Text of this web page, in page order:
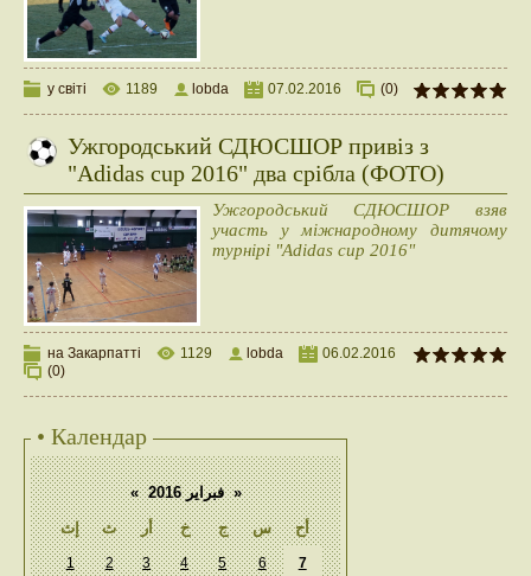
у світі 1189 lobda 07.02.2016 (0)
Ужгородський СДЮСШОР привіз з
"Adidas cup 2016" два срібла (ФОТО)
Ужгородський СДЮСШОР взяв
участь у міжнародному дитячому
турнірі "Adidas cup 2016"
на Закарпатті 1129 lobda
06.02.2016
(0)
• Календар
« فبراير 2016 »
إث
ث أر خ ج س أح
1 2 3 4 5 6 7